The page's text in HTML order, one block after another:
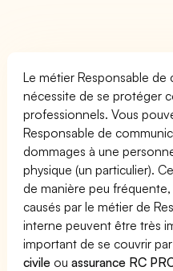
Le métier Responsable
nécessite de se protéger
professionnels. Vous
Responsable de
dommages à une
physique (un particulier).
de manière peu
causés par le métier de
interne peuvent être très
important de se couvrir
civile ouassurance RC